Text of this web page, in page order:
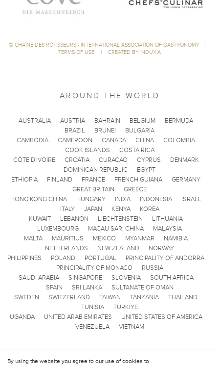
By using the website you agree to our use of cookies to
© CHAÎNE DES RÔTISSEURS - INTERNATIONAL ASSOCIATION OF GASTRONOMY
|
TERMS OF USE
| CREATED BY INDUXIA
AROUND THE WORLD
AUSTRALIA AUSTRIA BAHRAIN BELGIUM
BERMUDA
BRAZIL
BRUNEI
BULGARIA
CAMBODIA
CAMEROON CANADA CHINA
COLOMBIA
COOK ISLANDS
COSTA RICA
CÔTE D'IVOIRE
CROATIA CURACAO CYPRUS
DENMARK
DOMINICAN REPUBLIC
EGYPT
ETHIOPIA
FINLAND FRANCE FRENCH GUIANA
GERMANY
GREAT BRITAIN
GREECE
HONG KONG CHINA
HUNGARY INDIA INDONESIA
ISRAEL
ITALY
JAPAN KENYA
KOREA
KUWAIT
LEBANON LIECHTENSTEIN
LITHUANIA
LUXEMBOURG
MACAU SAR, CHINA
MALAYSIA
MALTA
MAURITIUS MEXICO MYANMAR
NAMIBIA
NETHERLANDS
NEW ZEALAND
NORWAY
PHILIPPINES
POLAND PORTUGAL
PRINCIPALITY OF ANDORRA
PRINCIPALITY OF MONACO
RUSSIA
SAUDI ARABIA
SINGAPORE SLOVENIA
SOUTH AFRICA
SPAIN
SRI LANKA
SULTANATE OF OMAN
SWEDEN
SWITZERLAND TAIWAN TANZANIA
THAILAND
TUNISIA
TÜRKIYE
UGANDA
UNITED ARAB EMIRATES
UNITED STATES OF AMERICA
VENEZUELA
VIETNAM